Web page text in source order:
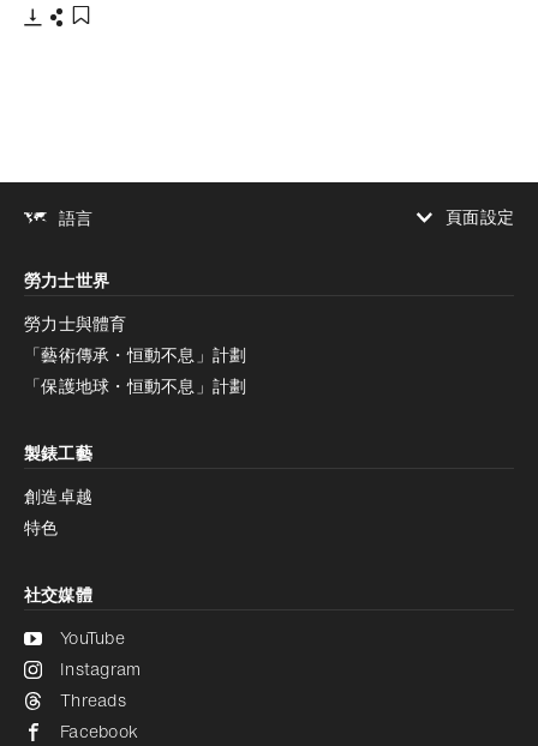
語言
頁面設定
增加對比度
停用
減少動畫
減少動畫
停用
勞力士世界
勞力士與體育
「藝術傳承・恒動不息」計劃
「保護地球・恒動不息」計劃
製錶工藝
創造卓越
特色
社交媒體
YouTube
Instagram
Threads
Facebook